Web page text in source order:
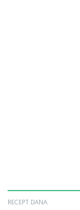
RECEPT DANA